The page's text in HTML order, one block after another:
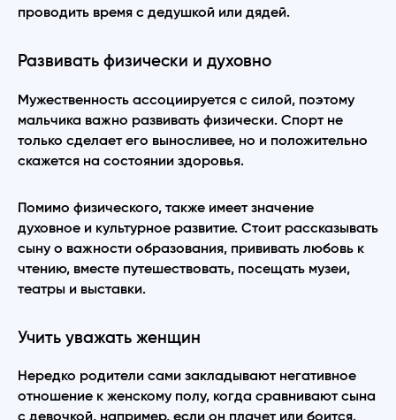
проводить время с дедушкой или дядей.
Развивать физически и духовно
Мужественность ассоциируется с силой, поэтому
мальчика важно развивать физически. Спорт не
только сделает его выносливее, но и положительно
скажется на состоянии здоровья.
Помимо физического, также имеет значение
духовное и культурное развитие. Стоит рассказывать
сыну о важности образования, прививать любовь к
чтению, вместе путешествовать, посещать музеи,
театры и выставки.
Учить уважать женщин
Нередко родители сами закладывают негативное
отношение к женскому полу, когда сравнивают сына
с девочкой, например, если он плачет или боится.